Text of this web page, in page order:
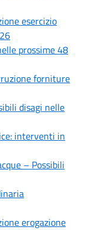
esercizio
prossime 48
forniture
disagi nelle
interventi in
– Possibili
erogazione